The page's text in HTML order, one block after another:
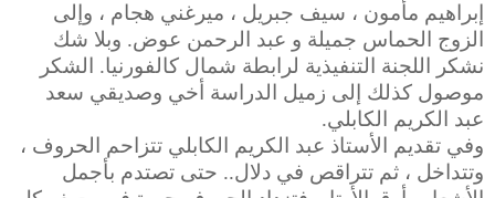
إبراهيم مأمون ، سيف جبريل ، ميرغني هجام ، وإلى
الزوج الحماس جميلة و عبد الرحمن عوض. وبلا شك
نشكر اللجنة التنفيذية لرابطة شمال كالفورنيا. الشكر
موصول كذلك إلى زميل الدراسة أخي وصديقي سعد
عبد الكريم الكابلي.
وفي تقديم الأستاذ عبد الكريم الكابلي تتزاحم الحروف ،
وتتداخل ، ثم تتراقص في دلال.. حتى تصتدم بأجمل